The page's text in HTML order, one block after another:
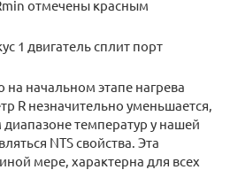
отмечены красным
1 двигатель сплит порт
начальном этапе нагрева
R незначительно уменьшается,
температур у нашей
NTS свойства. Эта
мере, характерна для всех